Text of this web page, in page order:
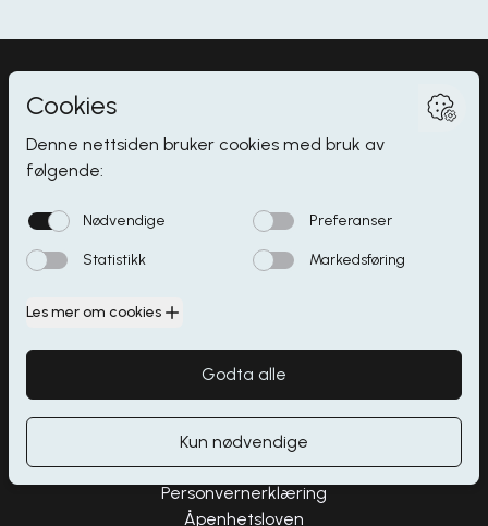
Myrdalsvegen 2,5130 Nyborg
Åpningstider
Spisesteder
Personvernerklæring
Åpenhetsloven